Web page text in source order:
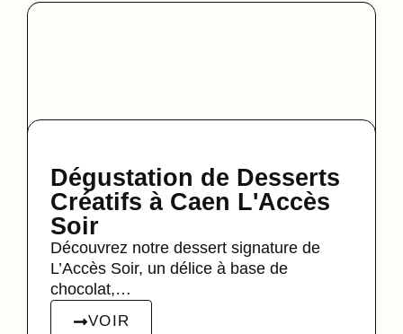
Dégustation de Desserts
Créatifs à Caen L'Accès
Soir
Découvrez notre dessert signature de
L’Accès Soir, un délice à base de
chocolat,…
VOIR